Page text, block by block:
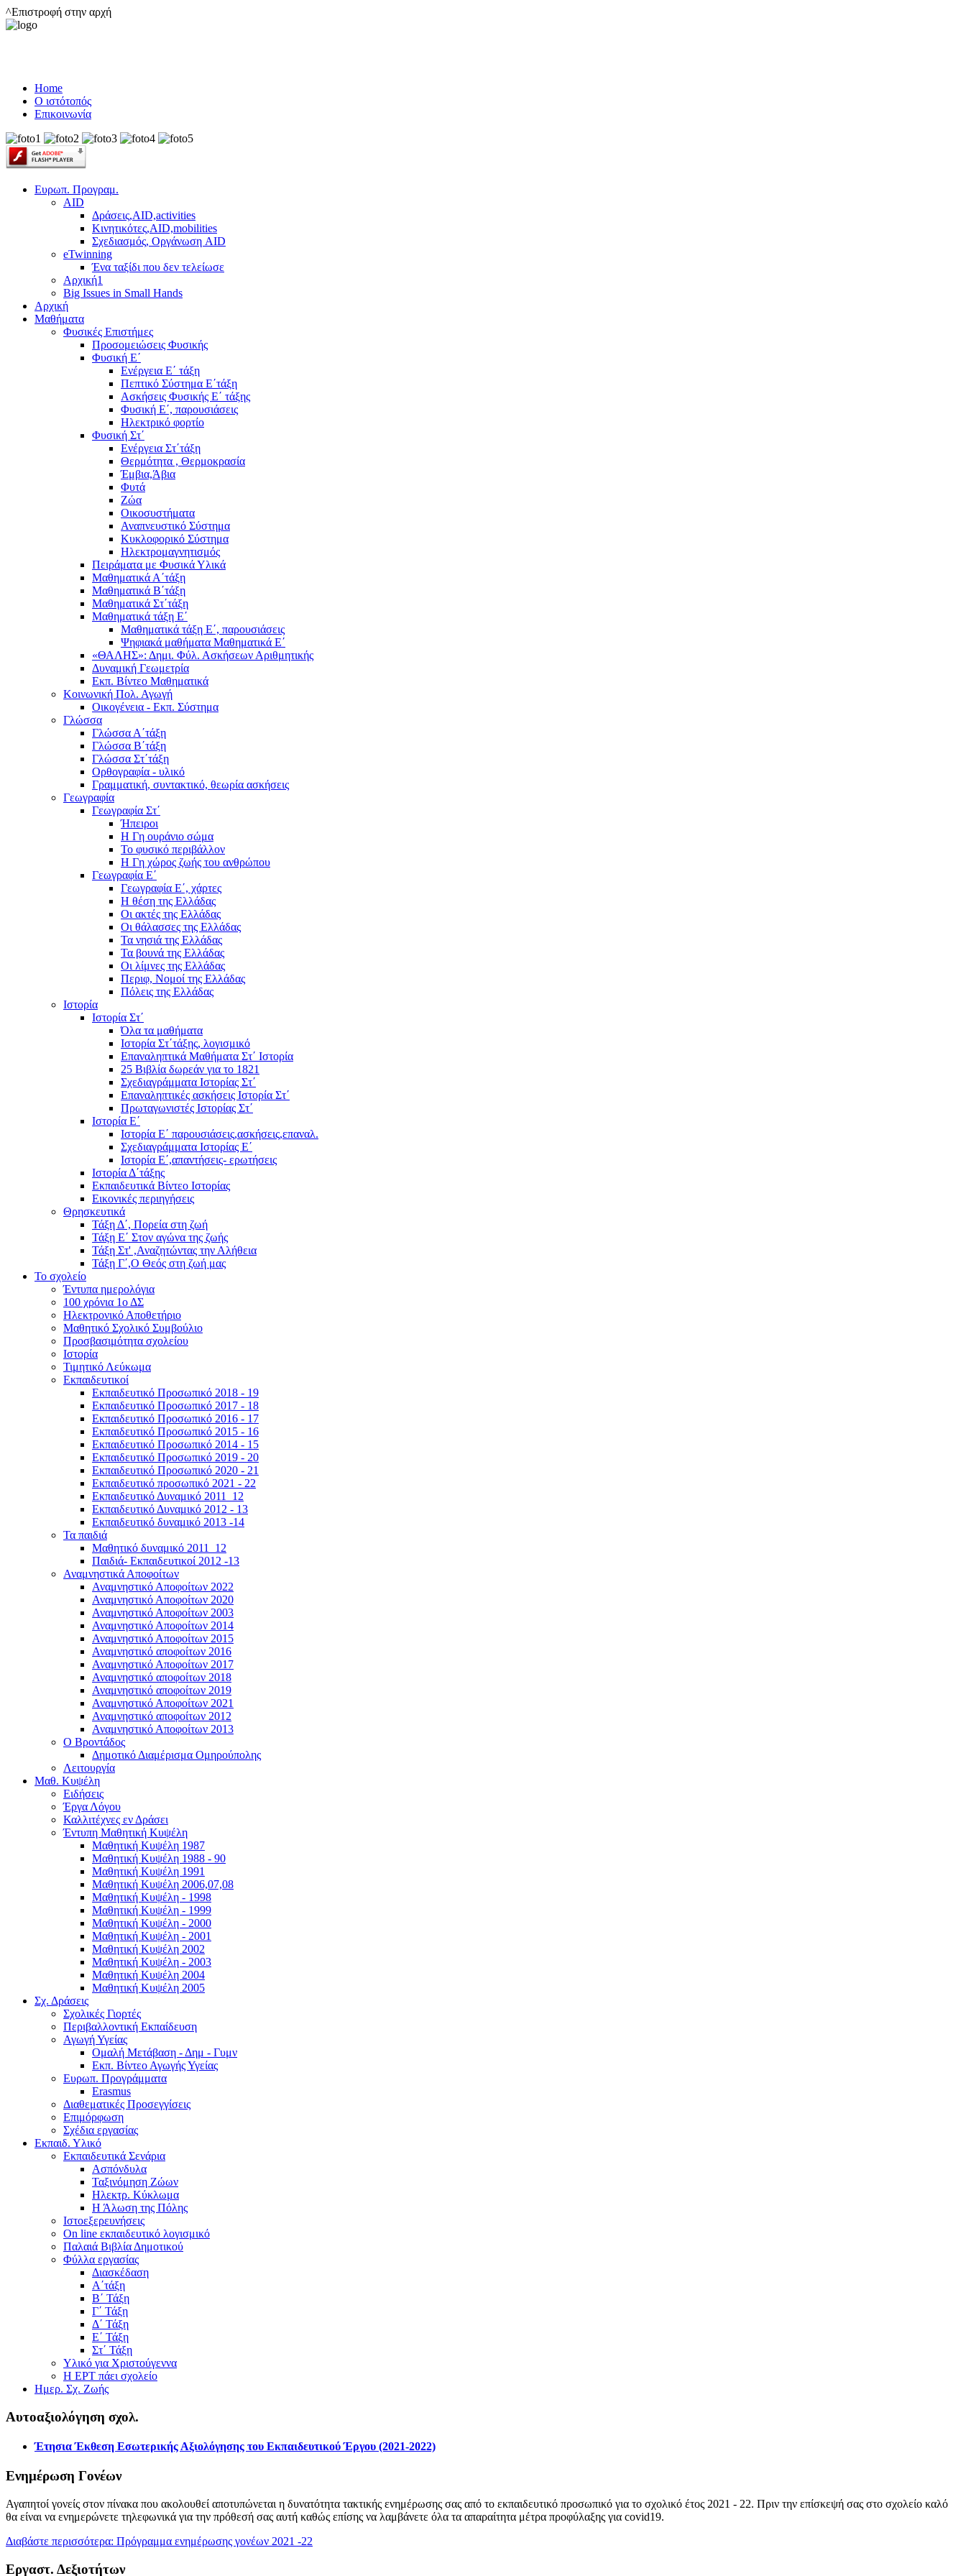
^Επιστροφή στην αρχή
Home
Ο ιστότοπός
Επικοινωνία
Ευρωπ. Προγραμ.
AID
Δράσεις,AID,activities
Κινητικότες,AID,mobilities
Σχεδιασμός, Οργάνωση AID
eTwinning
Ένα ταξίδι που δεν τελείωσε
Αρχική1
Big Issues in Small Hands
Αρχική
Μαθήματα
Φυσικές Επιστήμες
Προσομειώσεις Φυσικής
Φυσική Ε΄
Ενέργεια Ε΄ τάξη
Πεπτικό Σύστημα Ε΄τάξη
Ασκήσεις Φυσικής Ε΄ τάξης
Φυσική Ε΄, παρουσιάσεις
Ηλεκτρικό φορτίο
Φυσική Στ΄
Ενέργεια Στ΄τάξη
Θερμότητα , Θερμοκρασία
Έμβια,Άβια
Φυτά
Ζώα
Οικοσυστήματα
Αναπνευστικό Σύστημα
Κυκλοφορικό Σύστημα
Ηλεκτρομαγνητισμός
Πειράματα με Φυσικά Υλικά
Μαθηματικά Α΄τάξη
Μαθηματικά Β΄τάξη
Μαθηματικά Στ΄τάξη
Μαθηματικά τάξη Ε΄
Μαθηματικά τάξη Ε΄, παρουσιάσεις
Ψηφιακά μαθήματα Μαθηματικά Ε΄
«ΘΑΛΗΣ»: Δημι. Φύλ. Ασκήσεων Αριθμητικής
Δυναμική Γεωμετρία
Εκπ. Βίντεο Μαθηματικά
Κοινωνική Πολ. Αγωγή
Οικογένεια - Εκπ. Σύστημα
Γλώσσα
Γλώσσα Α΄τάξη
Γλώσσα Β΄τάξη
Γλώσσα Στ΄τάξη
Ορθογραφία - υλικό
Γραμματική, συντακτικό, θεωρία ασκήσεις
Γεωγραφία
Γεωγραφία Στ΄
Ήπειροι
Η Γη ουράνιο σώμα
Το φυσικό περιβάλλον
Η Γη χώρος ζωής του ανθρώπου
Γεωγραφία Ε΄
Γεωγραφία Ε΄, χάρτες
Η θέση της Ελλάδας
Οι ακτές της Ελλάδας
Οι θάλασσες της Ελλάδας
Τα νησιά της Ελλάδας
Τα βουνά της Ελλάδας
Οι λίμνες της Ελλάδας
Περιφ, Νομοί της Ελλάδας
Πόλεις της Ελλάδας
Ιστορία
Ιστορία Στ΄
Όλα τα μαθήματα
Ιστορία Στ΄τάξης, λογισμικό
Επαναληπτικά Μαθήματα Στ΄ Ιστορία
25 Βιβλία δωρεάν για το 1821
Σχεδιαγράμματα Ιστορίας Στ΄
Επαναληπτικές ασκήσεις Ιστορία Στ΄
Πρωταγωνιστές Ιστορίας Στ΄
Ιστορία Ε΄
Ιστορία Ε΄ παρουσιάσεις,ασκήσεις,επαναλ.
Σχεδιαγράμματα Ιστορίας Ε΄
Ιστορία Ε΄,απαντήσεις- ερωτήσεις
Ιστορία Δ΄τάξης
Εκπαιδευτικά Βίντεο Ιστορίας
Εικονικές περιηγήσεις
Θρησκευτικά
Τάξη Δ΄, Πορεία στη ζωή
Τάξη Ε΄ Στον αγώνα της ζωής
Τάξη Στ' ,Αναζητώντας την Αλήθεια
Τάξη Γ΄,Ο Θεός στη ζωή μας
Το σχολείο
Έντυπα ημερολόγια
100 χρόνια 1ο ΔΣ
Ηλεκτρονικό Αποθετήριο
Μαθητικό Σχολικό Συμβούλιο
Προσβασιμότητα σχολείου
Ιστορία
Τιμητικό Λεύκωμα
Εκπαιδευτικοί
Εκπαιδευτικό Προσωπικό 2018 - 19
Εκπαιδευτικό Προσωπικό 2017 - 18
Εκπαιδευτικό Προσωπικό 2016 - 17
Εκπαιδευτικό Προσωπικό 2015 - 16
Εκπαιδευτικό Προσωπικό 2014 - 15
Εκπαιδευτικό Προσωπικό 2019 - 20
Εκπαιδευτικό Προσωπικό 2020 - 21
Εκπαιδευτικό προσωπικό 2021 - 22
Εκπαιδευτικό Δυναμικό 2011_12
Εκπαιδευτικό Δυναμικό 2012 - 13
Εκπαιδευτικό δυναμικό 2013 -14
Τα παιδιά
Μαθητικό δυναμικό 2011_12
Παιδιά- Εκπαιδευτικοί 2012 -13
Αναμνηστικά Αποφοίτων
Αναμνηστικό Αποφοίτων 2022
Αναμνηστικό Αποφοίτων 2020
Αναμνηστικό Αποφοίτων 2003
Αναμνηστικό Αποφοίτων 2014
Αναμνηστικό Αποφοίτων 2015
Αναμνηστικό αποφοίτων 2016
Αναμνηστικό Αποφοίτων 2017
Αναμνηστικό αποφοίτων 2018
Αναμνηστικό αποφοίτων 2019
Αναμνηστικό Αποφοίτων 2021
Αναμνηστικό αποφοίτων 2012
Αναμνηστικό Αποφοίτων 2013
Ο Βροντάδος
Δημοτικό Διαμέρισμα Ομηρούπολης
Λειτουργία
Μαθ. Κυψέλη
Ειδήσεις
Έργα Λόγου
Καλλιτέχνες εν Δράσει
Έντυπη Μαθητική Κυψέλη
Μαθητική Κυψέλη 1987
Μαθητική Κυψέλη 1988 - 90
Μαθητική Κυψέλη 1991
Μαθητική Κυψέλη 2006,07,08
Μαθητική Κυψέλη - 1998
Μαθητική Κυψέλη - 1999
Μαθητική Κυψέλη - 2000
Μαθητική Κυψέλη - 2001
Μαθητική Κυψέλη 2002
Μαθητική Κυψέλη - 2003
Μαθητική Κυψέλη 2004
Μαθητική Κυψέλη 2005
Σχ. Δράσεις
Σχολικές Γιορτές
Περιβαλλοντική Εκπαίδευση
Αγωγή Υγείας
Ομαλή Μετάβαση - Δημ - Γυμν
Εκπ. Βίντεο Αγωγής Υγείας
Ευρωπ. Προγράμματα
Erasmus
Διαθεματικές Προσεγγίσεις
Επιμόρφωση
Σχέδια εργασίας
Εκπαιδ. Υλικό
Εκπαιδευτικά Σενάρια
Ασπόνδυλα
Ταξινόμηση Ζώων
Ηλεκτρ. Κύκλωμα
Η Άλωση της Πόλης
Ιστοεξερευνήσεις
On line εκπαιδευτικό λογισμικό
Παλαιά Βιβλία Δημοτικού
Φύλλα εργασίας
Διασκέδαση
Α΄τάξη
Β΄ Τάξη
Γ΄ Τάξη
Δ΄ Τάξη
Ε΄ Τάξη
Στ΄ Τάξη
Υλικό για Χριστούγεννα
Η ΕΡΤ πάει σχολείο
Ημερ. Σχ. Ζωής
Αυτοαξιολόγηση σχολ.
Έτησια Έκθεση Εσωτερικής Αξιολόγησης του Εκπαιδευτικού Έργου (2021-2022)
Ενημέρωση Γονέων
Αγαπητοί γονείς στον πίνακα που ακολουθεί αποτυπώνεται η δυνατότητα τακτικής ενημέρωσης σας από το εκπαιδευτικό προσωπικό για το σχολικό έτος 2021 - 22. Πριν την επίσκεψή σας στο σχολείο καλό
θα είναι να ενημερώνετε τηλεφωνικά για την πρόθεσή σας αυτή καθώς επίσης να λαμβάνετε όλα τα απαραίτητα μέτρα προφύλαξης για covid19.
Διαβάστε περισσότερα: Πρόγραμμα ενημέρωσης γονέων 2021 -22
Εργαστ. Δεξιοτήτων